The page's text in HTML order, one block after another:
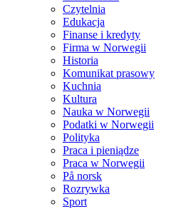
Czytelnia
Edukacja
Finanse i kredyty
Firma w Norwegii
Historia
Komunikat prasowy
Kuchnia
Kultura
Nauka w Norwegii
Podatki w Norwegii
Polityka
Praca i pieniądze
Praca w Norwegii
På norsk
Rozrywka
Sport